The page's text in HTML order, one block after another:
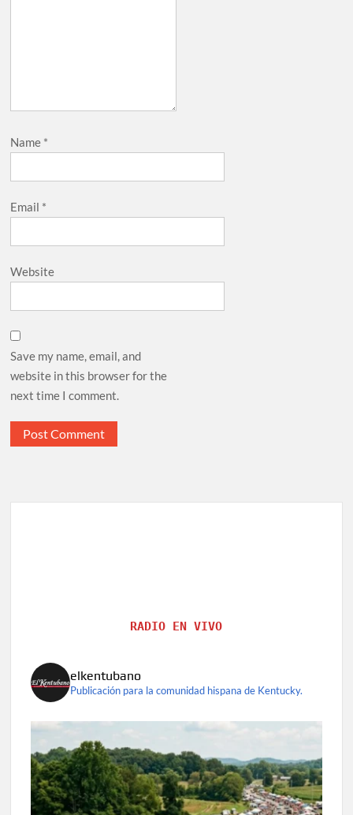
Name *
Email *
Website
Save my name, email, and
website in this browser for the
next time I comment.
RADIO EN VIVO
elkentubano
Publicación para la comunidad hispana de Kentucky.